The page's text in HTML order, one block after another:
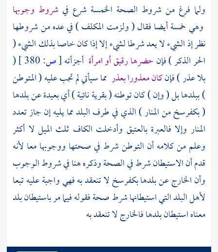
ولما فرغ من شروط الصحة الخمسة شرع في شروط وجوبها
وهي خمسة أيضا فقال ( ولزمت المكلف ) في عده من شروطها
نظر إذ الشيء لا يعد شرطا لشيء إلا إذا كان خاصا بذلك الشيء (
الحر الذكر ) فإنحضرها رقيق أو امرأة أجزأته[ص:
(
بلا عذر ) فإنكان معذورا بعذر مما سيأتي لم تجب عليه ( المتوطن
) ببلدها بل ( وإن ) كان توطنه ( بقرية نائية ) أي بعيدة عن بلدها
( بكفرسخ من المنار ) الذي في طرف البلد مما يليه إن جاز تعدد
المنار وإلا فالعبرة بالعتيق وأدخلت الكاف ثلث الميل لا أكثر
وعلم من كلامه أن التوطن شرط في صحتها ووجوبها معا لأنه
قدم أن الاستيطان شرط في الصحة وذكره هنا في شروط الوجوب
وأن الخارج عن بلدها بكفرسخ لا تنعقد به فهي واجبة عليه تبعا
لأهل البلد التي استيطانها شرط صحة فقوله فيما مر باستيطان بلد
معناه استيطان بلدها فالخارج لا تنعقد به